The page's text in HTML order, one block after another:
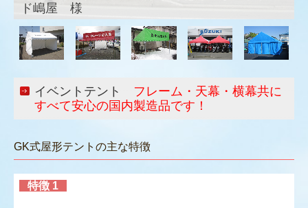
特注屋形テント 宮城県仙台市
イベントテント フレーム・天幕・横幕共に
すべて安心の国内製造品です！
GK式屋形テントの主な特徴
特徴 1